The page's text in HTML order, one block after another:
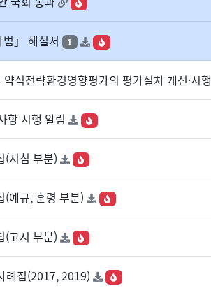
」 해설서 1
식전략환경영향평가의 평가절차 개선·시행
항 시행 알림
(지침 부분)
예규, 훈령 부분)
(고시 부분)
례집(2017, 2019)